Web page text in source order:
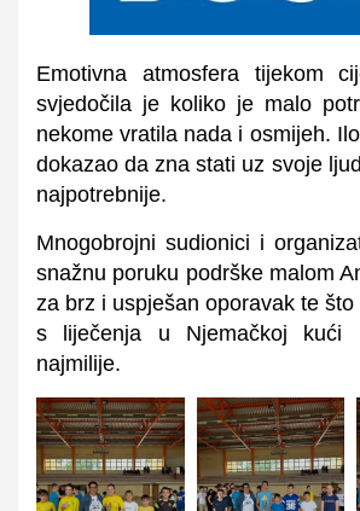
Emotivna atmosfera tijekom
svjedočila je koliko je malo
nekome vratila nada i osmijeh.
dokazao da zna stati uz svoje
najpotrebnije.
Mnogobrojni sudionici i
snažnu poruku podrške malom
za brz i uspješan oporavak te
s liječenja u Njemačkoj kući
najmilije.